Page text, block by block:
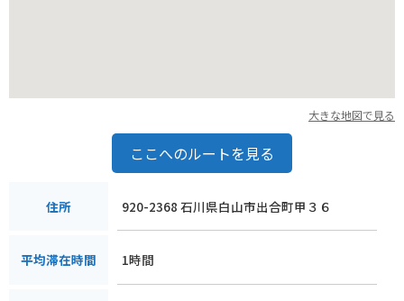
大きな地図で見る
ここへのルートを見る
住所 920-2368 石川県白山市出合町甲３６
平均滞在時間 1時間